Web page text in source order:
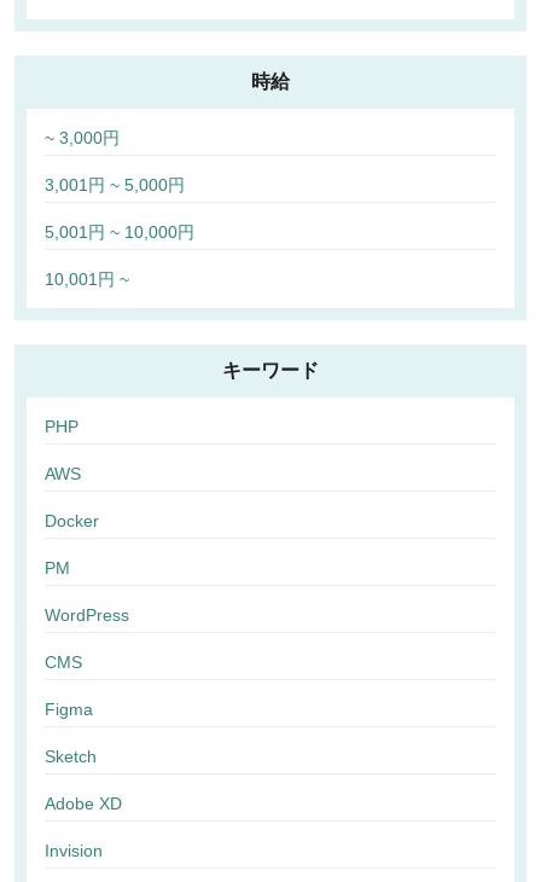
時給
~ 3,000円
3,001円 ~ 5,000円
5,001円 ~ 10,000円
10,001円 ~
キーワード
PHP
AWS
Docker
PM
WordPress
CMS
Figma
Sketch
Adobe XD
Invision